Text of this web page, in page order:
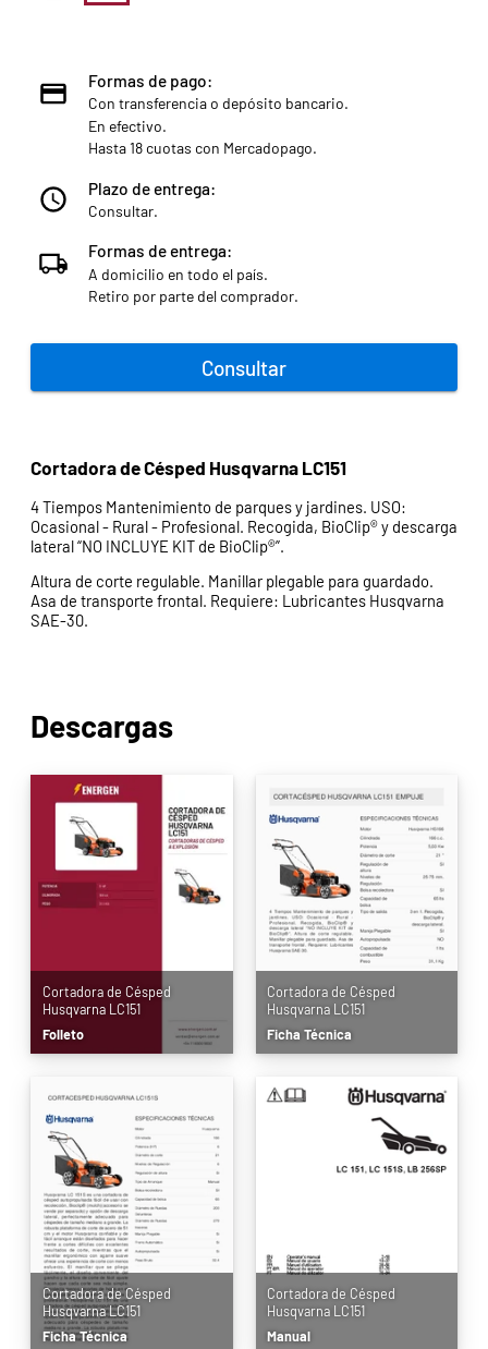
Formas de pago:
Con transferencia o depósito bancario.
En efectivo.
Hasta 18 cuotas con Mercadopago.
Plazo de entrega:
Consultar.
Formas de entrega:
A domicilio en todo el país.
Retiro por parte del comprador.
Consultar
Cortadora de Césped Husqvarna LC151
4 Tiempos Mantenimiento de parques y jardines. USO:
Ocasional - Rural - Profesional. Recogida, BioClip® y descarga
lateral “NO INCLUYE KIT de BioClip®”.
Altura de corte regulable. Manillar plegable para guardado.
Asa de transporte frontal. Requiere: Lubricantes Husqvarna
SAE-30.
Descargas
Cortadora de Césped
Husqvarna LC151
Folleto
Cortadora de Césped
Husqvarna LC151
Ficha Técnica
Cortadora de Césped
Husqvarna LC151
Ficha Técnica
Cortadora de Césped
Husqvarna LC151
Manual